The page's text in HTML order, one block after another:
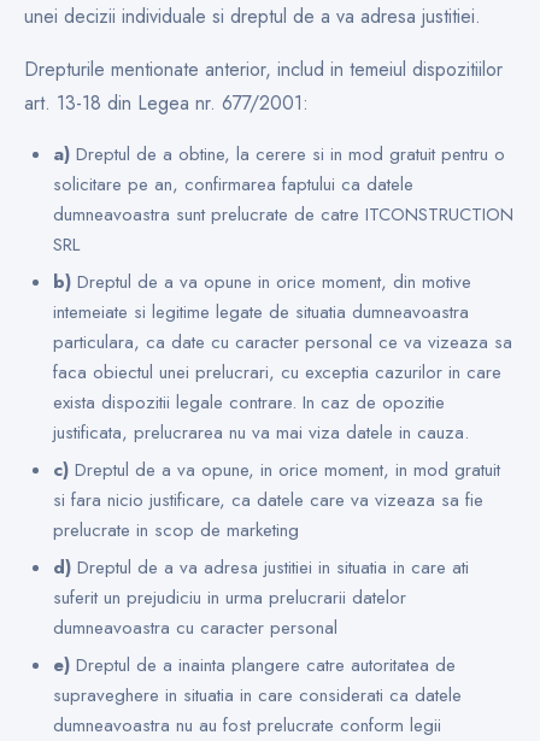
unei decizii individuale si dreptul de a va adresa justitiei.
Drepturile mentionate anterior, includ in temeiul dispozitiilor
art. 13-18 din Legea nr. 677/2001:
a) Dreptul de a obtine, la cerere si in mod gratuit pentru o
solicitare pe an, confirmarea faptului ca datele
dumneavoastra sunt prelucrate de catre ITCONSTRUCTION
SRL
b) Dreptul de a va opune in orice moment, din motive
intemeiate si legitime legate de situatia dumneavoastra
particulara, ca date cu caracter personal ce va vizeaza sa
faca obiectul unei prelucrari, cu exceptia cazurilor in care
exista dispozitii legale contrare. In caz de opozitie
justificata, prelucrarea nu va mai viza datele in cauza.
c) Dreptul de a va opune, in orice moment, in mod gratuit
si fara nicio justificare, ca datele care va vizeaza sa fie
prelucrate in scop de marketing
d) Dreptul de a va adresa justitiei in situatia in care ati
suferit un prejudiciu in urma prelucrarii datelor
dumneavoastra cu caracter personal
e) Dreptul de a inainta plangere catre autoritatea de
supraveghere in situatia in care considerati ca datele
dumneavoastra nu au fost prelucrate conform legii